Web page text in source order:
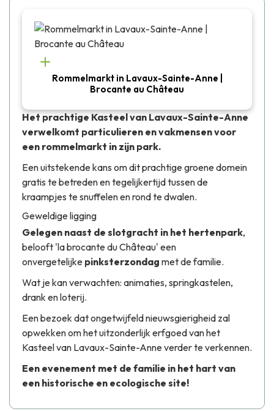
Rommelmarkt in Lavaux-Sainte-Anne |
Brocante au Château
Het prachtige Kasteel van Lavaux-Sainte-Anne
verwelkomt particulieren en vakmensen voor
een rommelmarkt in zijn park.
Een uitstekende kans om dit prachtige groene domein
gratis te betreden en tegelijkertijd tussen de
kraampjes te snuffelen en rond te dwalen.
Geweldige ligging
Gelegen naast de slotgracht in het hertenpark,
belooft 'la brocante du Château' een
onvergetelijke pinksterzondag met de familie.
Wat je kan verwachten: animaties, springkastelen,
drank en loterij.
Een bezoek dat ongetwijfeld nieuwsgierigheid zal
opwekken om het uitzonderlijk erfgoed van het
Kasteel van Lavaux-Sainte-Anneverder te verkennen.
Een evenement met de familie in het hart van
een historische en ecologische site!